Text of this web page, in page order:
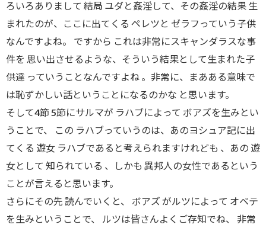
ろいろありまして 結局 ユダと姦淫して、その姦淫の結果 生
まれたのが、ここに出てくる ペレツと ゼラフっていう子供
なんですよね。 ですから これは非常にスキャンダラスな事
件を 思い出させるような、そういう結果として生まれた子
供達 っていうことなんですよね 。非常に、まあある意味で
は恥ずかしい話ということになるのかな と思います。
そして4節 5節にサルマが ラハブによって ボアズを生みとい
うことで、 この ラハブっていうのは、あのヨシュア記に出
てくる 遊女 ラハブであると考えられますけれども 、あの 遊
女として 知られている 、しかも 異邦人の女性であるという
ことが言えると思います。
さらにその先 読んでいくと、 ボアズ がルツによって オベテ
を生みということで、 ルツは皆さんよくご存知でね、 非常